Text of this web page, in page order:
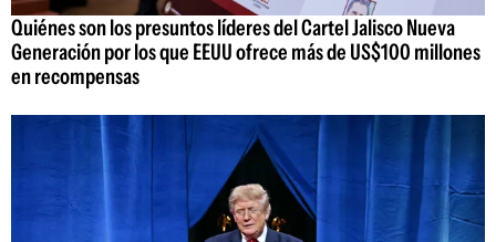
Quiénes son los presuntos líderes del Cartel Jalisco Nueva
Generación por los que EEUU ofrece más de US$100 millones
en recompensas